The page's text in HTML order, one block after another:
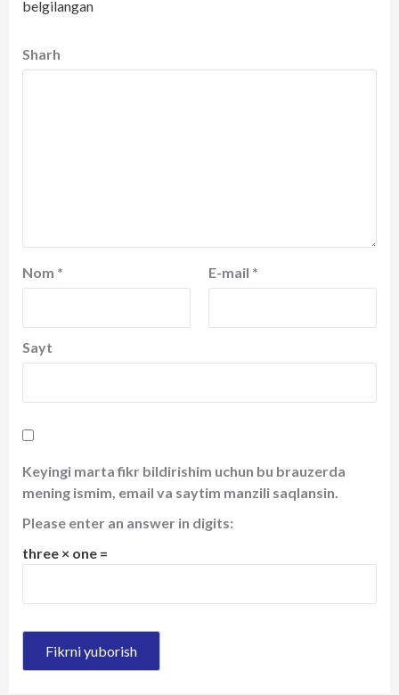
belgilangan
Sharh
Nom * E-mail *
Sayt
Keyingi marta fikr bildirishim uchun bu brauzerda
mening ismim, email va saytim manzili saqlansin.
Please enter an answer in digits:
three × one =